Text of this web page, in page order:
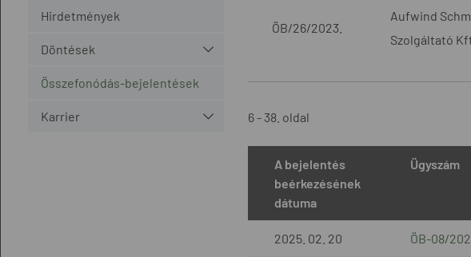
Hirdetmények
Döntések
Összefonódás-bejelentések
Karrier
ÖB/26/2023.
Aufwind
Szolgáltató
6 - 38. oldal
A bejelentés
beérkezésének
dátuma
Ügyszám
2025. 02. 20 ÖB-08/